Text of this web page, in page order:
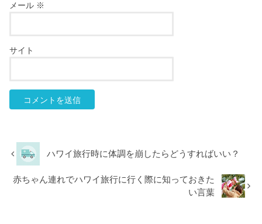
メール ※
サイト
ハワイ旅行時に体調を崩したらどうすればいい？
赤ちゃん連れでハワイ旅行に行く際に知っておきた
い言葉